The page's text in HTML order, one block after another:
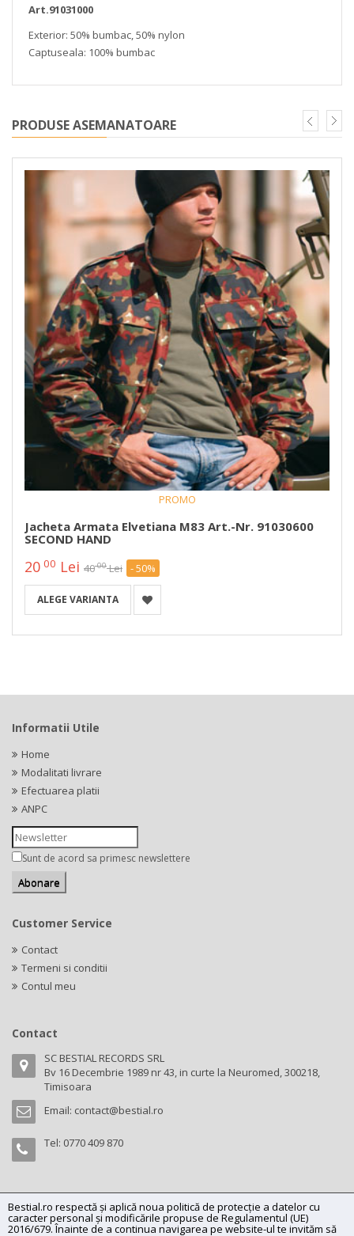
Art.91031000
Exterior: 50% bumbac, 50% nylon
Captuseala: 100% bumbac
PRODUSE ASEMANATOARE
PROMO
Jacheta Armata Elvetiana M83 Art.-Nr. 91030600
SECOND HAND
20 00 Lei 4000 Lei - 50%
ALEGE VARIANTA
Bestial.ro respectă și aplică noua politică de protecție a datelor cu
caracter personal și modificările propuse de Regulamentul (UE)
2016/679. Înainte de a continua navigarea pe website-ul te invităm să
Informatii Utile
Home
Modalitati livrare
Efectuarea platii
ANPC
Sunt de acord sa primesc newslettere
Customer Service
Contact
Termeni si conditii
Contul meu
Contact
SC BESTIAL RECORDS SRL
Bv 16 Decembrie 1989 nr 43, in curte la Neuromed, 300218,
Timisoara
Email: contact@bestial.ro
Tel: 0770 409 870
Copyright (C) 2026bestial.ro -All rights reserved.
SC BESTIAL RECORDS SRL, Nr. R.C.: J35/345/2005, C.U.I.: RO17197870,